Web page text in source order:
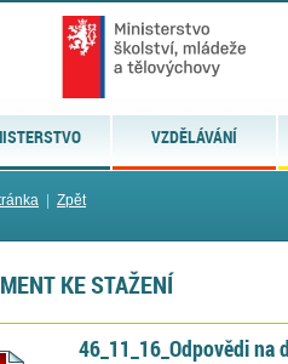
VZDĚLÁVÁNÍ
Zpět
KE STAŽENÍ
46_11_16_Odpovědi na